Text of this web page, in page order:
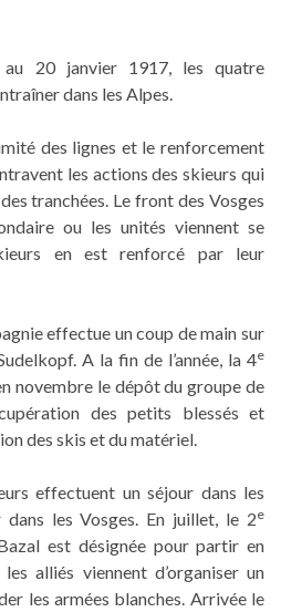
20 janvier 1917, les quatre
dans les Alpes.
des lignes et le renforcement
les actions des skieurs qui
tranchées. Le front des Vosges
ou les unités viennent se
en est renforcé par leur
effectue un coup de main sur
A la fin de l’année, la 4e
novembre le dépôt du groupe de
des petits blessés et
des skis et du matériel.
effectuent un séjour dans les
les Vosges. En juillet, le 2e
est désignée pour partir en
alliés viennent d’organiser un
les armées blanches. Arrivée le